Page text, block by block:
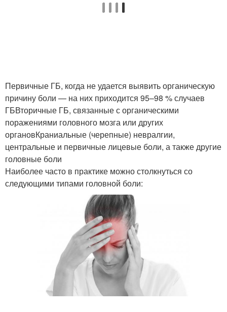
Первичные ГБ, когда не удается выявить органическую
причину боли — на них приходится 95–98 % случаев
ГБВторичные ГБ, связанные с органическими
поражениями головного мозга или других
органовКраниальные (черепные) невралгии,
центральные и первичные лицевые боли, а также другие
головные боли
Наиболее часто в практике можно столкнуться со
следующими типами головной боли: